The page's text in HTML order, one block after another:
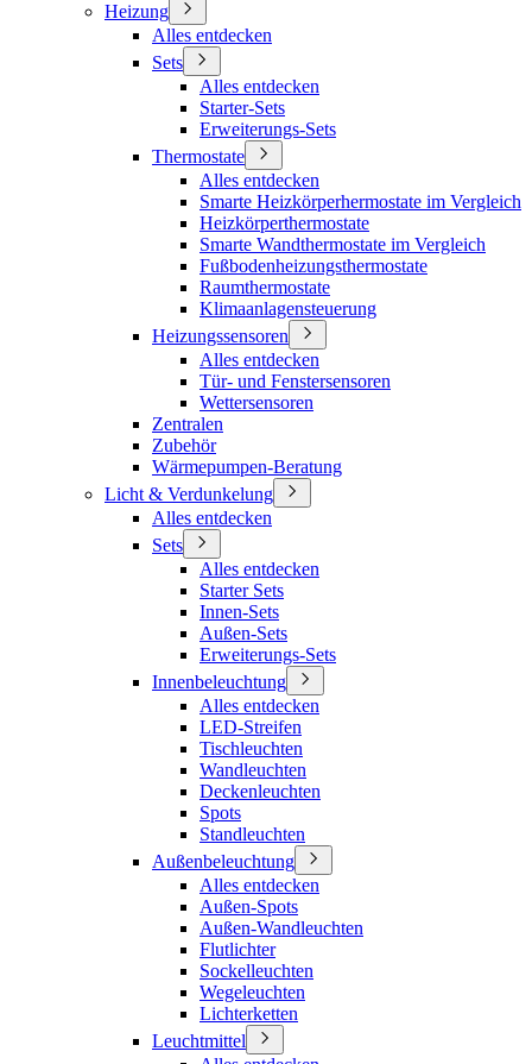
Heizung
Alles entdecken
Sets
Alles entdecken
Starter-Sets
Erweiterungs-Sets
Thermostate
Alles entdecken
Smarte Heizkörperhermostate im Vergleich
Heizkörperthermostate
Smarte Wandthermostate im Vergleich
Fußbodenheizungsthermostate
Raumthermostate
Klimaanlagensteuerung
Heizungssensoren
Alles entdecken
Tür- und Fenstersensoren
Wettersensoren
Zentralen
Zubehör
Wärmepumpen-Beratung
Licht & Verdunkelung
Alles entdecken
Sets
Alles entdecken
Starter Sets
Innen-Sets
Außen-Sets
Erweiterungs-Sets
Innenbeleuchtung
Alles entdecken
LED-Streifen
Tischleuchten
Wandleuchten
Deckenleuchten
Spots
Standleuchten
Außenbeleuchtung
Alles entdecken
Außen-Spots
Außen-Wandleuchten
Flutlichter
Sockelleuchten
Wegeleuchten
Lichterketten
Leuchtmittel